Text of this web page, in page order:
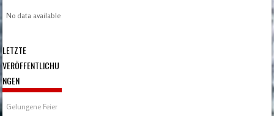
No data available in table
LETZTE
VERÖFFENTLICHU
NGEN
Gelungene Feier